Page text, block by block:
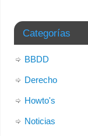
Categorías
BBDD
Derecho
Howto's
Noticias